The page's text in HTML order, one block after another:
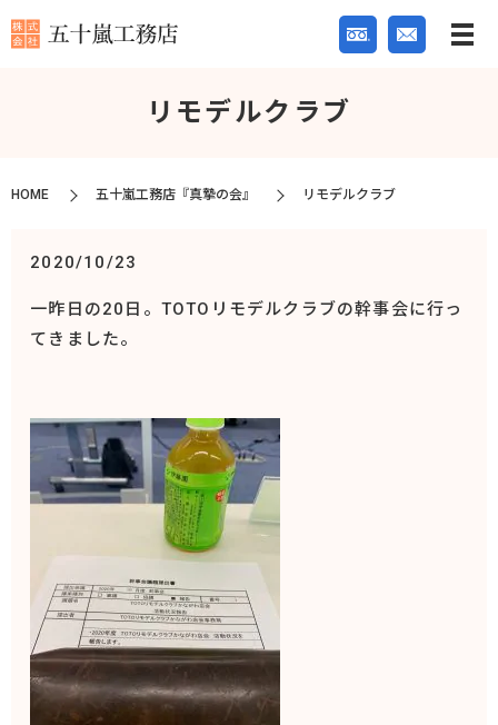
リモデルクラブ
HOME 五十嵐工務店『真摯の会』 リモデルクラブ
2020/10/23
一昨日の20日。TOTOリモデルクラブの幹事会に行っ
てきました。